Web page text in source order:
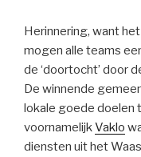
Herinnering, want
mogen alle teams
de ‘doortocht’ door
De winnende
lokale goede doelen
voornamelijkVaklo
diensten uit het